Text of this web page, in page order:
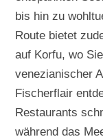
bis hin zu
Route bietet
auf Korfu, wo
venezianischer
Fischerflair
Restaurants
während das